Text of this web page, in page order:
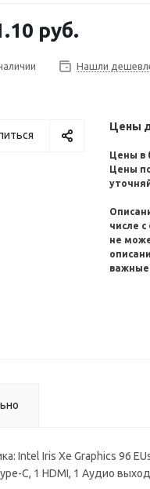
руб.
Нашли
Цены
Цены в
Цены
числе
не
важные
Intel Iris Xe Graphics 96
C, 1 HDMI, 1 Аудио